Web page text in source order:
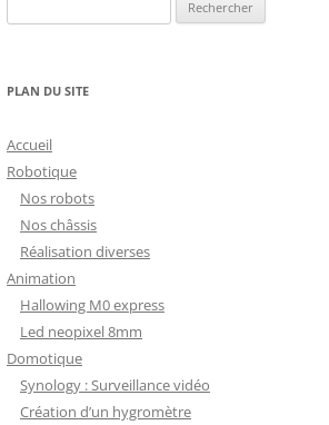
FONCTIONNEMENT D’UN
POUSSOIR
W350
PLAN DU SITE
Accueil
Robotique
Nos robots
Nos châssis
Réalisation diverses
Animation
Hallowing M0 express
Led neopixel 8mm
Domotique
Synology : Surveillance vidéo
Création d’un hygromètre